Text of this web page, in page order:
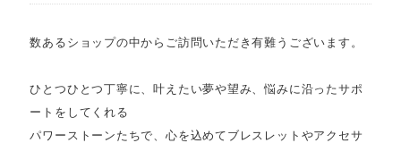
数あるショップの中からご訪問いただき有難うございます。
ひとつひとつ丁寧に、叶えたい夢や望み、悩みに沿ったサポ
ートをしてくれる
パワーストーンたちで、心を込めてブレスレットやアクセサ